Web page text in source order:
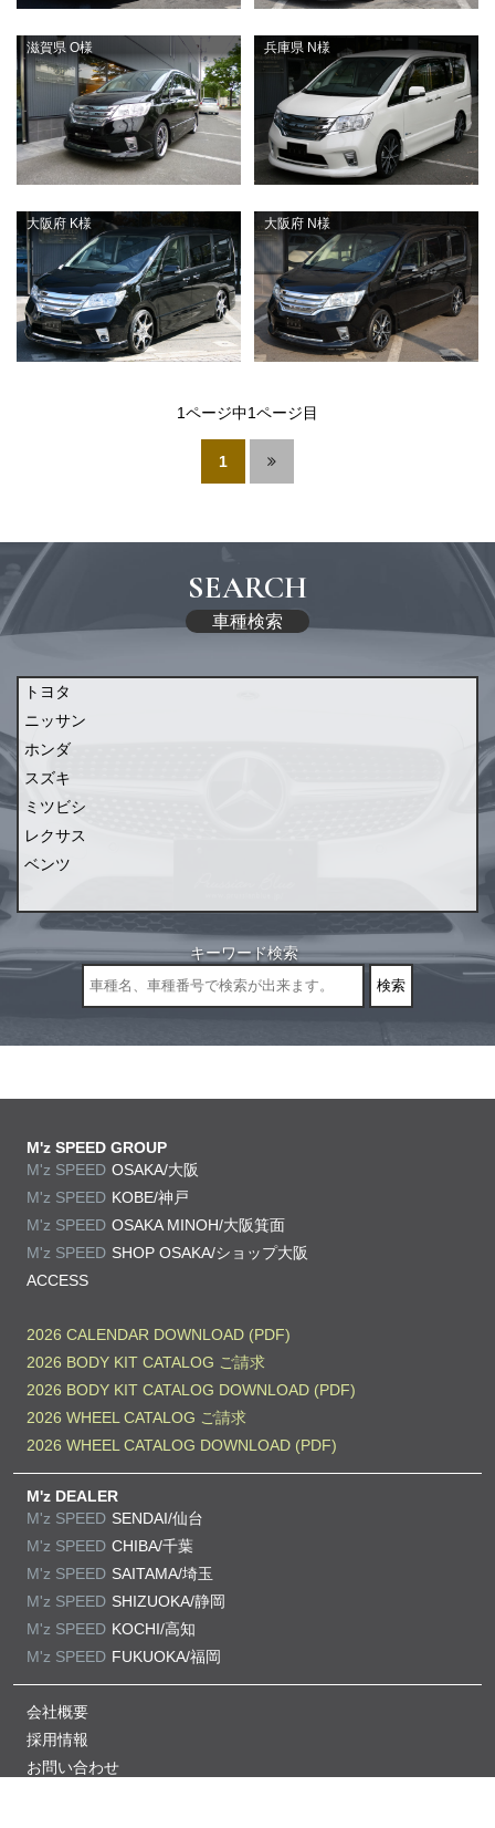
滋賀県 O様 兵庫県 N様
大阪府 K様 大阪府 N様
1ページ中1ページ目
1
SEARCH
車種検索
トヨタ
ニッサン
ホンダ
スズキ
ミツビシ
レクサス
ベンツ
キーワード検索
M'z SPEED GROUP
M'z SPEED OSAKA/大阪
M'z SPEED KOBE/神戸
M'z SPEED OSAKA MINOH/大阪箕面
M'z SPEED SHOP OSAKA/ショップ大阪
ACCESS
2026 CALENDAR DOWNLOAD (PDF)
2026 BODY KIT CATALOG ご請求
2026 BODY KIT CATALOG DOWNLOAD (PDF)
2026 WHEEL CATALOG ご請求
2026 WHEEL CATALOG DOWNLOAD (PDF)
M'z DEALER
M'z SPEED SENDAI/仙台
M'z SPEED CHIBA/千葉
M'z SPEED SAITAMA/埼玉
M'z SPEED SHIZUOKA/静岡
M'z SPEED KOCHI/高知
M'z SPEED FUKUOKA/福岡
会社概要
採用情報
お問い合わせ